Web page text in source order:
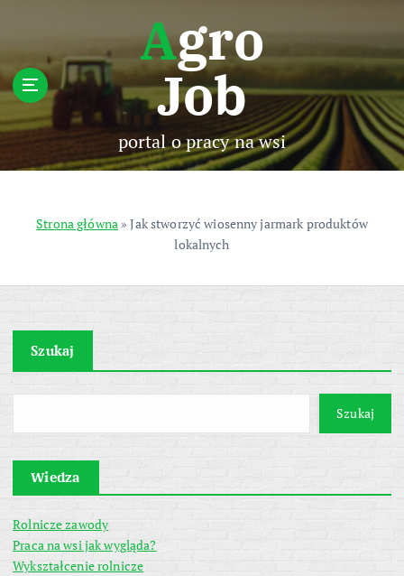
p
t
c
n
Agro
Job
portal o pracy na wsi
Strona główna»Jak stworzyć wiosenny jarmark produktów
lokalnych
Szukaj
Szukaj
Wiedza
Rolnicze zawody
Praca na wsi jak wygląda?
Wykształcenie rolnicze